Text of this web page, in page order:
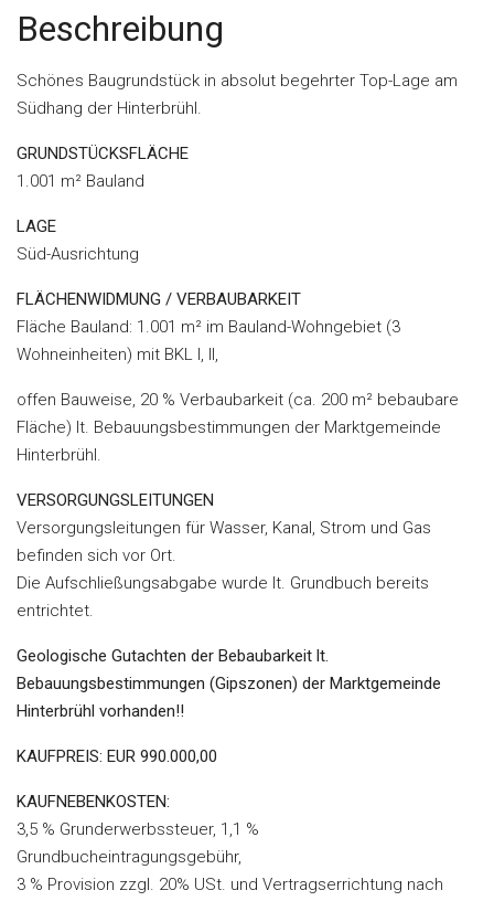
Beschreibung
Schönes Baugrundstück in absolut begehrter Top-Lage am
Südhang der Hinterbrühl.
GRUNDSTÜCKSFLÄCHE
1.001 m² Bauland
LAGE
Süd-Ausrichtung
FLÄCHENWIDMUNG / VERBAUBARKEIT
Fläche Bauland: 1.001 m² im Bauland-Wohngebiet (3
Wohneinheiten) mit BKL I, II,
offen Bauweise, 20 % Verbaubarkeit (ca. 200 m² bebaubare
Fläche) lt. Bebauungsbestimmungen der Marktgemeinde
Hinterbrühl.
VERSORGUNGSLEITUNGEN
Versorgungsleitungen für Wasser, Kanal, Strom und Gas
befinden sich vor Ort.
Die Aufschließungsabgabe wurde lt. Grundbuch bereits
entrichtet.
Geologische Gutachten der Bebaubarkeit lt.
Bebauungsbestimmungen (Gipszonen) der Marktgemeinde
Hinterbrühl vorhanden!!
KAUFPREIS: EUR 990.000,00
KAUFNEBENKOSTEN:
3,5 % Grunderwerbssteuer, 1,1 %
Grundbucheintragungsgebühr,
3 % Provision zzgl. 20% USt. und Vertragserrichtung nach